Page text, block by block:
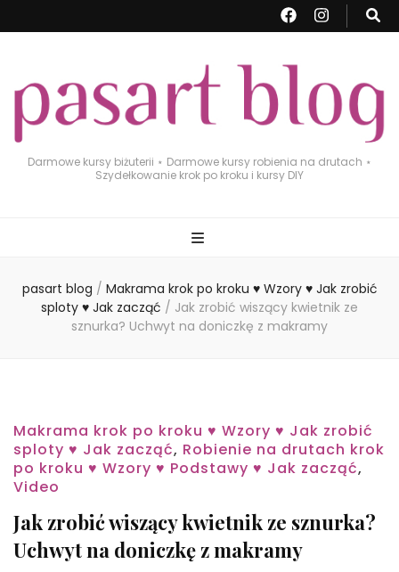
Darmowe kursy biżuterii ⋆ Darmowe kursy robienia na drutach ⋆
Szydełkowanie krok po kroku i kursy DIY
pasart blog / Makrama krok po kroku ♥ Wzory ♥ Jak zrobić
sploty ♥ Jak zacząć / Jak zrobić wiszący kwietnik ze
sznurka? Uchwyt na doniczkę z makramy
Makrama krok po kroku ♥ Wzory ♥ Jak zrobić
sploty ♥ Jak zacząć, Robienie na drutach krok
po kroku ♥ Wzory ♥ Podstawy ♥ Jak zacząć,
Video
Jak zrobić wiszący kwietnik ze sznurka?
Uchwyt na doniczkę z makramy